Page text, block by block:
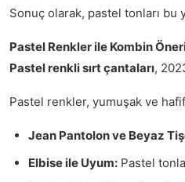
Sonuç olarak, pastel tonları bu
Pastel Renkler ile Kombin
Pastel renkli sırt çantaları,
Pastel renkler, yumuşak ve
Jean Pantolon ve Beyaz
Elbise ile Uyum: Pastel